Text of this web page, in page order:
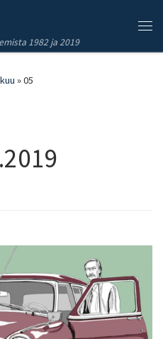
1982 ja 2019
»05
pientareelta.